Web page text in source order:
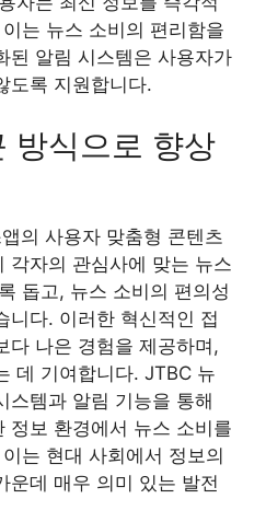
는 뉴스 소비의 편리함을
된 알림 시스템은 사용자가
도록 지원합니다.
방식으로 향상
의 사용자 맞춤형 콘텐츠
각자의 관심사에 맞는 뉴스
돕고, 뉴스 소비의 편의성
니다. 이러한 혁신적인 접
다 나은 경험을 제공하며,
데 기여합니다. JTBC 뉴
스템과 알림 기능을 통해
정보 환경에서 뉴스 소비를
는 현대 사회에서 정보의
운데 매우 의미 있는 발전